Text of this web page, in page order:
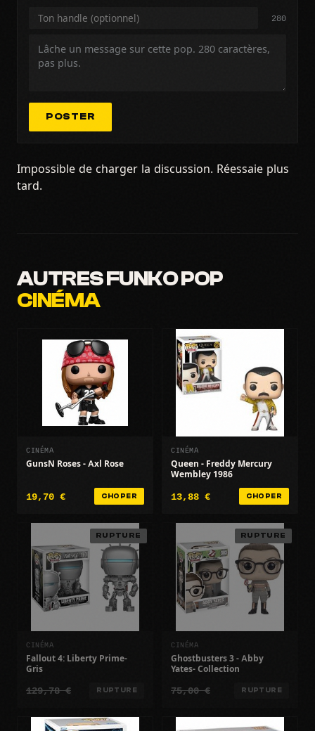
280
POSTER
Impossible de charger la discussion. Réessaie plus
tard.
AUTRES FUNKO POP
CINÉMA
CINÉMA
GunsN Roses - Axl Rose
19,70 € CHOPER
CINÉMA
Queen - Freddy Mercury
Wembley 1986
13,88 € CHOPER
RUPTURE
CINÉMA
Fallout 4: Liberty Prime-
Gris
129,78 € RUPTURE
RUPTURE
CINÉMA
Ghostbusters 3 - Abby
Yates- Collection
75,00 € RUPTURE